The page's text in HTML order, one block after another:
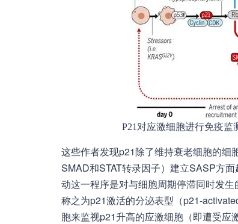
P21对应激细胞进行免疫监
这些作者发现p21除了维持衰老细胞的细
SMAD和STAT转录因子）建立SASP方
动这一程序是对与细胞周期停滞同时发
称之为p21激活的分泌表型（p21-
胞来监视p21升高的应激细胞（即遭受